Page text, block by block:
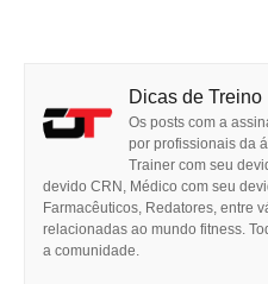
Dicas de Treino
Os posts com a
por profissionais da
Trainer com seu
devido CRN, Médico com seu
Farmacêuticos, Redatores, entre
relacionadas ao mundo fitness.
a comunidade.